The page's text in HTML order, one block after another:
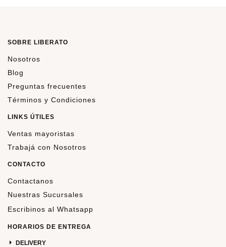
SOBRE LIBERATO
Nosotros
Blog
Preguntas frecuentes
Términos y Condiciones
LINKS ÚTILES
Ventas mayoristas
Trabajá con Nosotros
CONTACTO
Contactanos
Nuestras Sucursales
Escribinos al Whatsapp
HORARIOS DE ENTREGA
DELIVERY